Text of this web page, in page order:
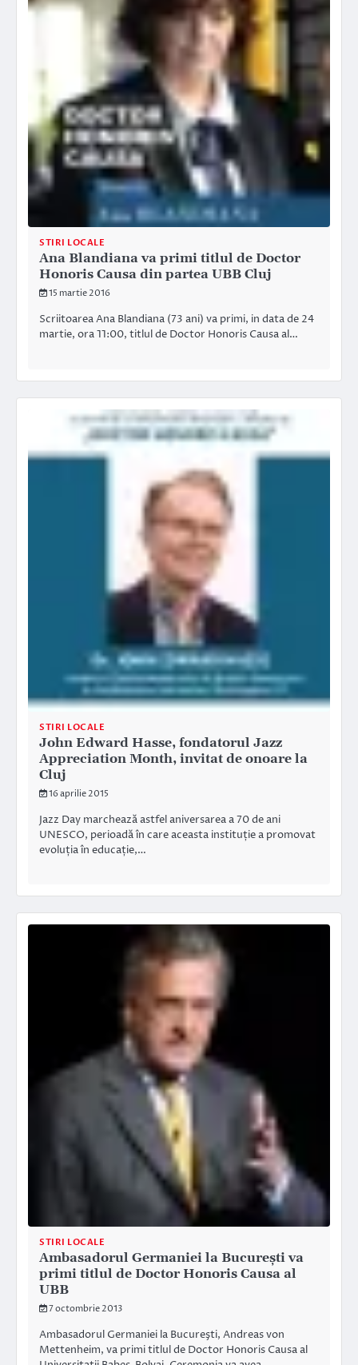
STIRI LOCALE
Ana Blandiana va primi titlul de Doctor
Honoris Causa din partea UBB Cluj
15 martie 2016
Scriitoarea Ana Blandiana (73 ani) va primi, in data de 24
martie, ora 11:00, titlul de Doctor Honoris Causa al…
STIRI LOCALE
John Edward Hasse, fondatorul Jazz
Appreciation Month, invitat de onoare la
Cluj
16 aprilie 2015
Jazz Day marchează astfel aniversarea a 70 de ani
UNESCO, perioadă în care aceasta instituție a promovat
evoluția în educație,…
STIRI LOCALE
Ambasadorul Germaniei la Bucureşti va
primi titlul de Doctor Honoris Causa al
UBB
7 octombrie 2013
Ambasadorul Germaniei la Bucureşti, Andreas von
Mettenheim, va primi titlul de Doctor Honoris Causa al